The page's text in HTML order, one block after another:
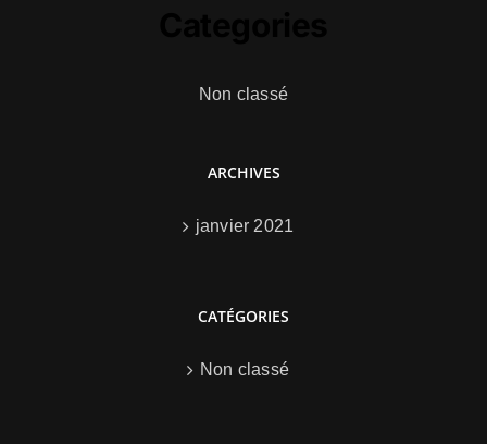
Non classé
ARCHIVES
janvier 2021
CATÉGORIES
Non classé